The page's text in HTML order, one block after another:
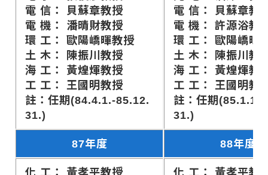
電 信： 貝蘇章教授
電 機： 潘晴財教授
環 工： 歐陽嶠暉教授
土 木： 陳振川教授
海 工： 黃煌煇教授
工 工： 王國明教授
註：任期(84.4.1.-85.12.
31.)
電 信： 貝蘇章教
電 機： 許源浴教
環 工： 歐陽嶠暉
土 木： 陳振川教
海 工： 黃煌煇教
工 工： 王國明教
註：任期(85.1.1.-
31.)
87年度 88年度
化 工： 黃孝平教授
化 工： 黃孝平教